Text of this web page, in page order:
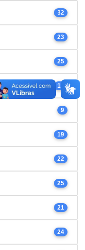
32
23
25
17
9
19
22
25
21
24